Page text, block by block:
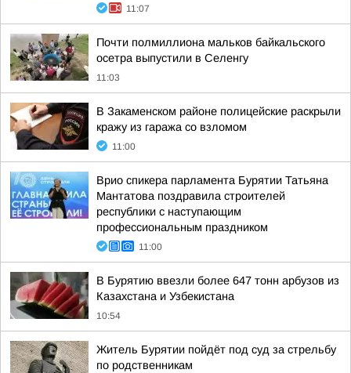
11:07
Почти полмиллиона мальков байкальского
осетра выпустили в Селенгу
11:03
В Закаменском районе полицейские раскрыли
кражу из гаража со взломом
11:00
Врио спикера парламента Бурятии Татьяна
Мантатова поздравила строителей
республики с наступающим
профессиональным праздником
11:00
В Бурятию ввезли более 647 тонн арбузов из
Казахстана и Узбекистана
10:54
Житель Бурятии пойдёт под суд за стрельбу
по родственникам